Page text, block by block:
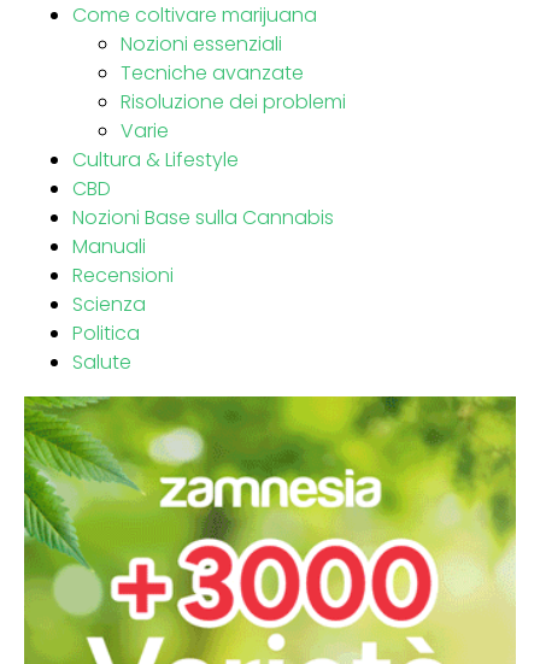
Come coltivare marijuana
Nozioni essenziali
Tecniche avanzate
Risoluzione dei problemi
Varie
Cultura & Lifestyle
CBD
Nozioni Base sulla Cannabis
Manuali
Recensioni
Scienza
Politica
Salute